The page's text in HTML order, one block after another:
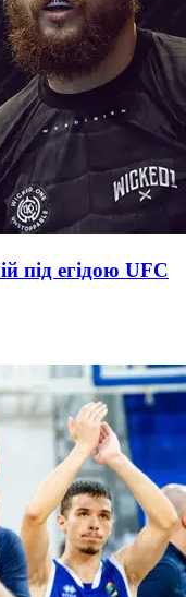
під егідою UFC